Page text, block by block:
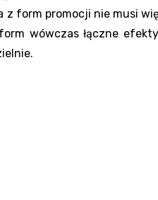
z form promocji nie musi
wówczas łączne